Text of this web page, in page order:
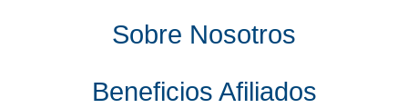
Sobre Nosotros
Beneficios Afiliados